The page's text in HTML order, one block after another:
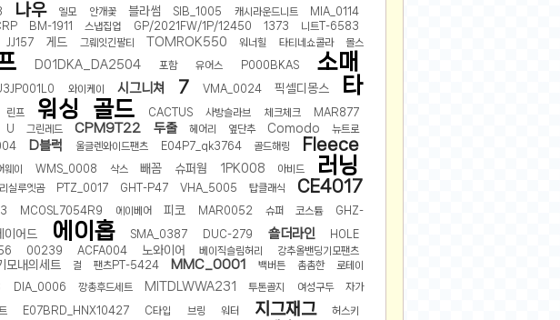
나우 엘모 안개꽃 블라썸 SIB_1005 캐시라운드니트 MIA_0114
BM-1911 스냅집업 GP/2021FW/1P/12450 1373
니트T-6583
JJ157 게드 그뤠잇긴팔티 TOMROK550 워너힐 타티네쇼콜라 몰스
D01DKA_DA2504 포함 유어스 P000BKAS 소매
와이케이 시그니쳐 7 VMA_0024 픽셀디몽스
타
린프 워싱 골드 CACTUS 사방슬라브 체크체크
MAR877
U 그린레드 CPM9T22 두줄 헤어리 옆단추 Comodo
뉴트로
D블럭 울글렌와이드팬츠 E04P7_qk3764 골드해링 Fleece
웨이 WMS_0008 삭스 빼꼼 슈퍼웜 1PK008 아비드 러닝
실루엣곰 PTZ_0017 GHT-P47 VHA_5005 탑클래식 CE4017
MCOSL7054R9 에이베어 피코 MAR0052 슈퍼 코스튬 GHZ-
이어드 에이홉 SMA_0387 DUC-279 숄더라인
HOLE
00239 ACFA004 노와이어 베이직슬림허리
강추올밴딩기모팬츠
모내의세트 걸 팬츠PT-5424 MMC_0001 백버튼 촘촘한
로테이
DIA_0006 깡총후드세트 MITDLWWA231 투톤골지 여성구두 자가
E07BRD_HNX10427 C타입 브링 워터 지그재그
허스키
2025-06-27
2025-05-17
2025-05-17
2025-05-16
2025-05-07
2025-04-09
2025-04-09
2025-04-02
2025-03-27
- 원팡 2025-03-06
2025-02-11